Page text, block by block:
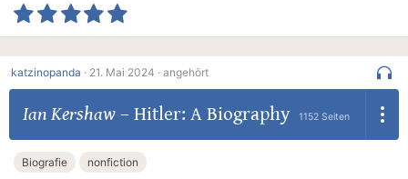
katzinopanda · 21. Mai 2024 · angehört
Ian Kershaw– Hitler: A Biography 1152 Seiten
Biografie nonfiction